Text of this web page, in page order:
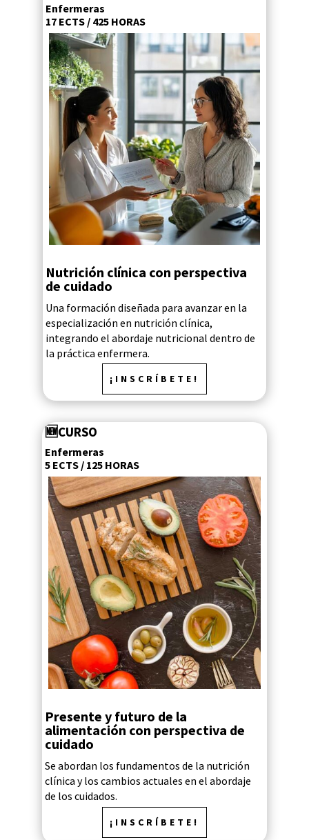
Enfermeras
17 ECTS / 425 HORAS
Nutrición clínica con perspectiva
de cuidado
Una formación diseñada para avanzar en la
especialización en nutrición clínica,
integrando el abordaje nutricional dentro de
la práctica enfermera.
¡INSCRÍBETE!
🆕CURSO
Enfermeras
5 ECTS / 125 HORAS
Presente y futuro de la
alimentación con perspectiva de
cuidado
Se abordan los fundamentos de la nutrición
clínica y los cambios actuales en el abordaje
de los cuidados.
¡INSCRÍBETE!